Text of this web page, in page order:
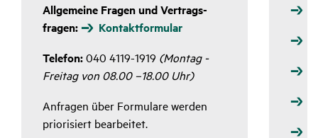
Allge­meine Fragen und Vertrags­
fragen:
Kontakt­for­mular
Telefon:040 4119-1919 (Montag -
Freitag von 08.00 –18.00 Uhr)
Anfragen über Formu­lare werden
prio­ri­siert bear­beitet.